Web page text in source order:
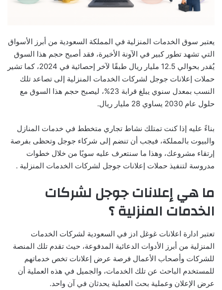
يعتبر سوق الخدمات المنزلية في المملكة السعودية من أبرز الأسواق
التي تشهد تطور كبير في الآونة الأخيرة، فقد أصبح حجم هذا السوق
يُقدر بحوالي 12.5 مليار ريال طبقًا لآخر إحصائية في 2024، كما تشير
حملات إعلانات جوجل لشركات الخدمات المنزلية إلى تصاعد تلك
النسب بمعدل سنوي يبلغ قرابة 23%، ليصبح حجم هذا السوق مع
حلول عام 2030 يساوي 28 مليار ريال.
بناءً عليه إذا كنت تمتلك نشاط تجاري متخطط في خدمات المنازل
والبيوت بالمملكة، فيجب أن تنضم إلى شركاء جوجل وتحظى بفرصة
إرتقاء مشروعك، وهذا ما سنتعرف عليه سويًا من خلال خطوات
مدروسة لتنفيذ حملات إعلانات جوجل لشركات الخدمات المنزلية .
ما هي إعلانات جوجل لشركات
الخدمات المنزلية ؟
تعتبر ادارة اعلانات غوغل ادز في السعودية لشركات الخدمات
المنزلية من أبرز الأدوات الدعائية المدفوعة، حيث تقدم تلك المنصة
للشركات وأصحاب الأعمال فرصة عرض إعلانات تخص خدماتهم
للمستخدم الباحث عن تلك الخدمات، والجميل في هذه العملية أن
عرض الإعلان وعملية بحث العملية يحدثان في آن واحد.